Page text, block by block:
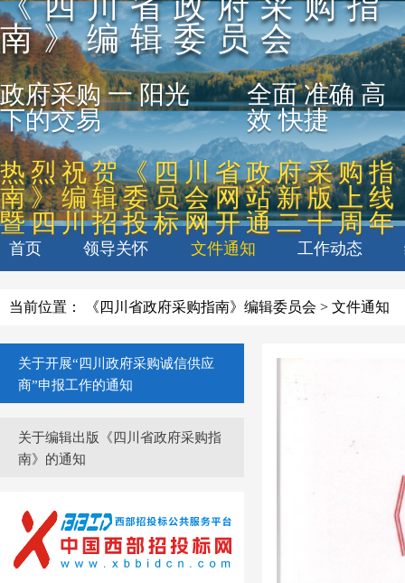
南》编辑委员会
政府采购 一 阳光
下的交易
全面 准确 高
效 快捷
热烈祝贺《四川省政府采购指
南》编辑委员会网站新版上线
暨四川招投标网开通二十周年
首页 领导关怀 文件通知 工作动态
当前位置： 《四川省政府采购指南》编辑委员会 > 文件通知
关于开展“四川政府采购诚信供应
商”申报工作的通知
关于编辑出版《四川省政府采购指
南》的通知